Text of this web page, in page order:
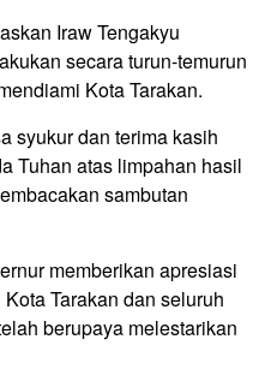
Iraw Tengakyu
secara turun-temurun
Kota Tarakan.
syukur dan terima kasih
Tuhan atas limpahan hasil
sambutan
memberikan apresiasi
Tarakan dan seluruh
berupaya melestarikan